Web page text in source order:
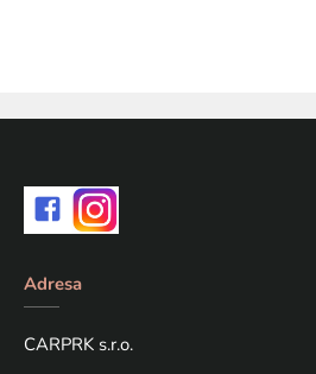
Adresa
CARPRK s.r.o.